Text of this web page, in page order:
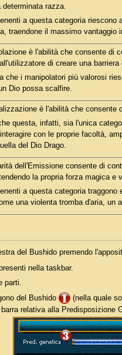
determinata razza.
a questa categoria
traendone il massimo vantaggio
è l'abilità che consente di
di creare una
che i manipolatori più valorosi
Dio possa scalfire.
è l'abilità che consente
questa, infatti, sia l'unica
con le proprie facoltà,
del Dio Drago.
dell'Emissione consente di
la propria forza magica e
a questa categoria
una violenta tromba d'aria, un
del Bushido premendo
nella taskbar.
parti.
del Bushido
(nella quale
relativa alla Predisposizione